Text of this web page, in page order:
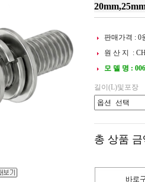
판매가격 : 0
원 산 지 :
모 델 명 :
길이(L)및포장
총 상품 금